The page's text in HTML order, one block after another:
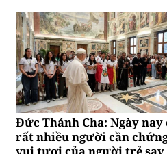
Đức Thánh Cha: Ngày nay
rất nhiều người cần